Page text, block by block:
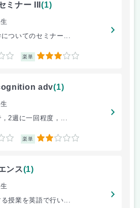
ミナー III(1)
ついてのセミナー...
楽単 3
adv(1)
2週に一回程度，...
楽単 2
ンス(1)
授業を英語で行い...